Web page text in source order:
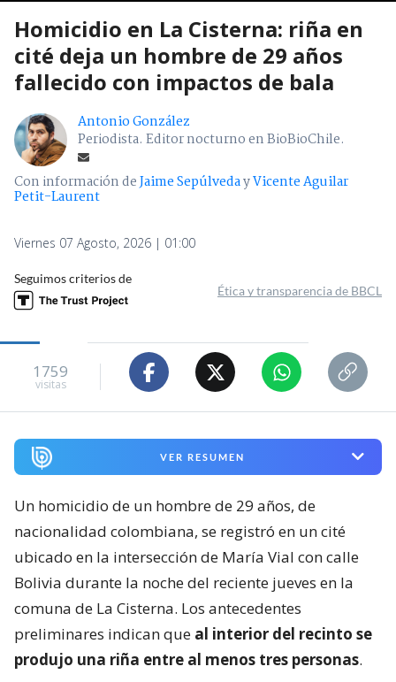
Homicidio en La Cisterna: riña en
cité deja un hombre de 29 años
fallecido con impactos de bala
Antonio González
Periodista. Editor nocturno en BioBioChile.
Con información deJaime SepúlvedayVicente Aguilar
Petit-Laurent
Viernes 07 Agosto, 2026 | 01:00
Seguimos criterios de
Ética y transparencia de BBCL
1759
visitas
VER RESUMEN
Un homicidio de un hombre de 29 años, de
nacionalidad colombiana, se registró en un cité
ubicado en la intersección de María Vial con calle
Bolivia durante la noche del reciente jueves en la
comuna de La Cisterna. Los antecedentes
preliminares indican que al interior del recinto se
produjo una riña entre al menos tres personas.